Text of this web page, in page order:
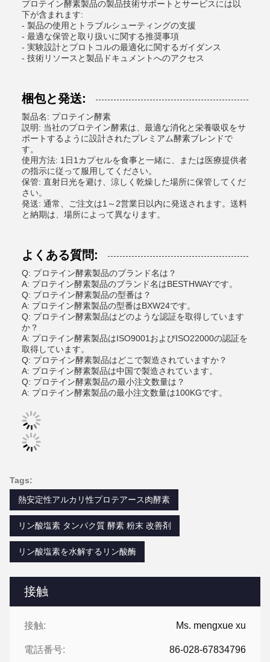
接触
接触: Ms. mengxue xu
電話番号: 86-028-67834796
プロテイン酵素製品の製品技術サポートとサービスには以
下が含まれます:
- 製品の使用とトラブルシューティングの支援
- 最適な保管と取り扱いに関する推奨事項
- 実験設計とプロトコルの最適化に関するガイダンス
- 技術リソースと製品ドキュメントへのアクセス
梱包と発送:
製品名: プロテイン酵素
説明: 当社のプロテイン酵素は、最適な消化と栄養吸収をサ
ポートするように設計されたプレミアム酵素ブレンドで
す。
使用方法: 1日1カプセルを食事と一緒に、または医療提供者
の指示に従って服用してください。
保管: 直射日光を避け、涼しく乾燥した場所に保管してくだ
さい。
発送: 通常、ご注文は1～2営業日以内に発送されます。送料
と納期は、場所によって異なります。
よくある質問:
Q: プロテイン酵素製品のブランド名は？
A: プロテイン酵素製品のブランド名はBESTHWAYです。
Q: プロテイン酵素製品の型番は？
A: プロテイン酵素製品の型番はBXW24です。
Q: プロテイン酵素製品はどのような認証を取得しています
か？
A: プロテイン酵素製品はISO9001およびISO22000の認証を
取得しています。
Q: プロテイン酵素製品はどこで製造されていますか？
A: プロテイン酵素製品は中国で製造されています。
Q: プロテイン酵素製品の最小注文数量は？
A: プロテイン酵素製品の最小注文数量は100KGです。
Tags:
熱安定性アルカリ性プロテアース肉酵素
リン酸塩素 タンパク質 酵素 粉末 改善剤
リン酸塩素を水解するリン酸酶